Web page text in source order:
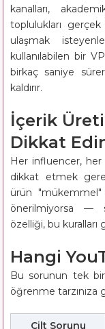
kanalları,
toplulukları
ulaşmak
kullanılabilen bir
birkaç saniye
kaldırır.
İçerik
Dikkat
Her influencer, her
dikkat etmek
ürün "mükemmel"
önerilmiyorsa —
özelliği, bu
Hangi
Bu sorunun tek
öğrenme tarzınıza
Cilt Sorunu